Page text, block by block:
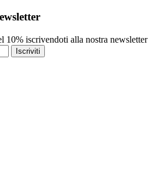
10% iscrivendoti alla nostra newsletter
Iscriviti